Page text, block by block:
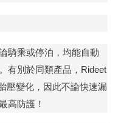
騎乘或停泊，均能自動
有別於同類產品，Rideet
壓變化，因此不論快速漏
高防護！